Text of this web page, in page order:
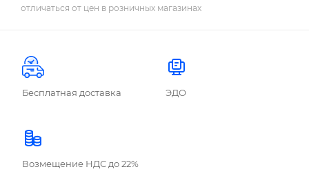
отличаться от цен в розничных магазинах
Бесплатная доставка ЭДО
Возмещение НДС до 22%